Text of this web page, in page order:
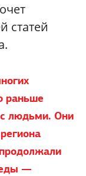
статей
раньше
с людьми. Они
—